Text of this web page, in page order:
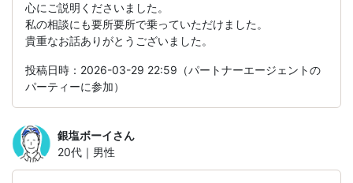
心にご説明くださいました。
私の相談にも要所要所で乗っていただけました。
貴重なお話ありがとうございました。
投稿日時：2026-03-29 22:59（パートナーエージェントの
パーティーに参加）
銀塩ボーイさん
20代｜男性